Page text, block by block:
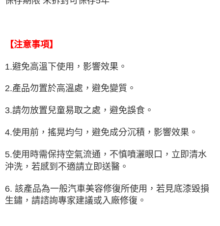
【注意事項】
1.避免高溫下使用，影響效果。
2.產品勿置於高溫處，避免變質。
3.請勿放置兒童易取之處，避免誤食。
4.使用前，搖晃均勻，避免成分沉積，影響效果。
5.使用時需保持空氣流通，不慎噴灑眼口，立即清水
沖洗，若感到不適請立即送醫。
6. 該產品為一般汽車美容修復所使用，若見底漆毀損
生鏽，請諮詢專家建議或入廠修復。